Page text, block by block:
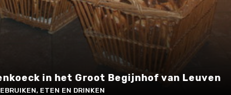
in het Groot Begijnhof van Leuven
ETEN EN DRINKEN